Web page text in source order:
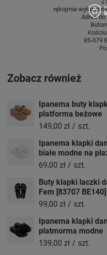
rękojmia
Adres
85-079
Zobacz również
Ipanema buty
platforma beżowe
149,00 zł / szt.
Ipanema klapki
białe modne na
69,00 zł / szt.
Buty klapki laczki
Fem [83707 BE140]
99,00 zł / szt.
Ipanema klapki
platmorma modne
139,00 zł / szt.